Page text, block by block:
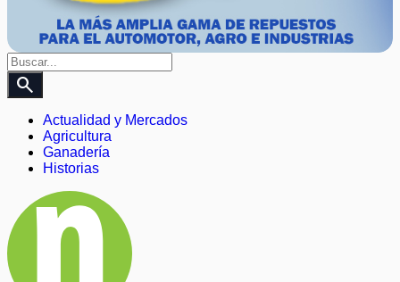
search
Actualidad y Mercados
Agricultura
Ganadería
Historias